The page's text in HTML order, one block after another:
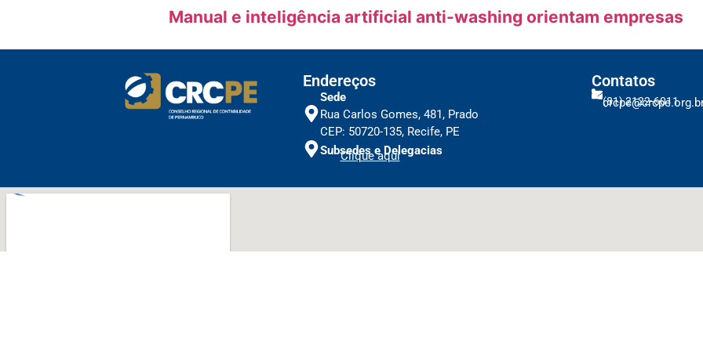
Manual e inteligência artificial anti-washing orientam empresas
Endereços
Sede
Rua Carlos Gomes, 481, Prado
CEP: 50720-135, Recife, PE
Subsedes e Delegacias
Clique aqui
Contatos
(81) 2122-6011